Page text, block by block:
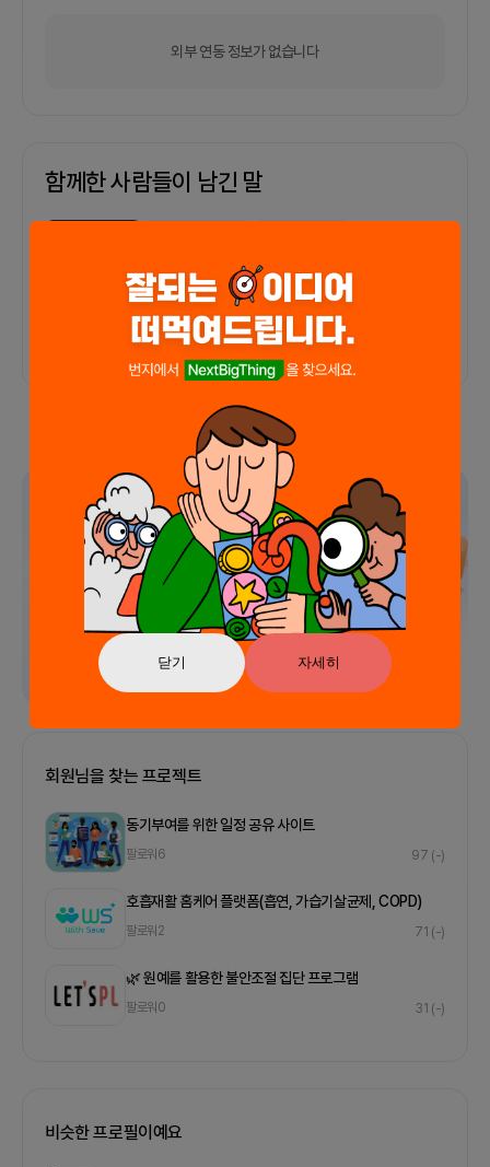
닫기 자세히
외부 연동 정보가 없습니다
함께한 사람들이 남긴 말
아직 후기가 도착하지 않았습니다
회원님을 찾는 프로젝트
동기부여를 위한 일정 공유 사이트
팔로워 6 97 (-)
호흡재활 홈케어 플랫폼(흡연, 가습기살균제, COPD)
팔로워 2 71 (-)
🌿 원예를 활용한 불안조절 집단 프로그램
팔로워 0 31 (-)
비슷한 프로필이예요